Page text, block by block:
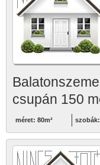
csupán 150
méret: 80m²